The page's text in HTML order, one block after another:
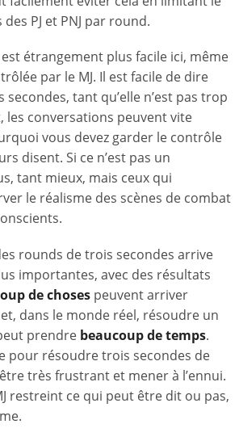
PJ et PNJ par round.
étrangement plus facile ici, même
par le MJ. Il est facile de dire
tant qu’elle n’est pas trop
les conversations peuvent vite
vous devez garder le contrôle
disent. Si ce n’est pas un
tant mieux, mais ceux qui
le réalisme des scènes de combat
rounds de trois secondes arrive
importantes, avec des résultats
de choses peuvent arriver
dans le monde réel, résoudre un
prendre beaucoup de temps.
pour résoudre trois secondes de
très frustrant et mener à l’ennui.
restreint ce qui peut être dit ou pas,